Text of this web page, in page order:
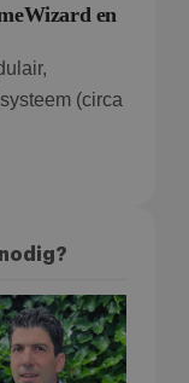
en
(circa
Policy